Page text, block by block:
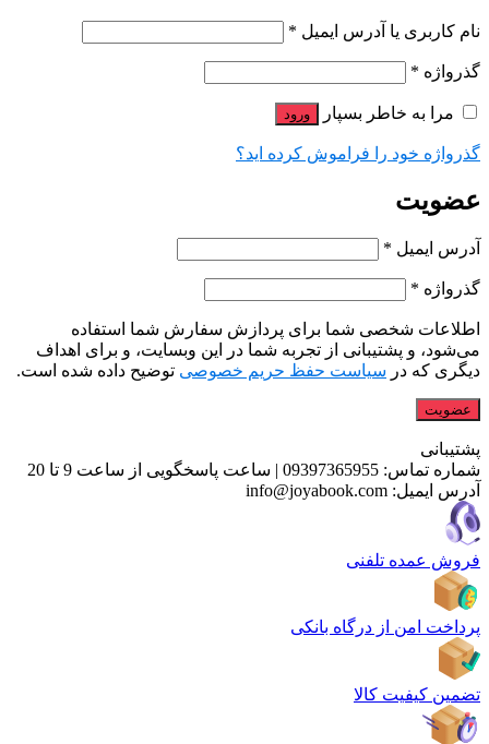
نام کاربری یا آدرس ایمیل *
گذرواژه *
مرا به خاطر بسپار ورود
گذرواژه خود را فراموش کرده اید؟
عضویت
آدرس ایمیل *
گذرواژه *
اطلاعات شخصی شما برای پردازش سفارش شما استفاده
می‌شود، و پشتیبانی از تجربه شما در این وبسایت، و برای اهداف
دیگری که در سیاست حفظ حریم خصوصی توضیح داده شده است.
عضویت
پشتیبانی
شماره تماس: 09397365955
| ساعت پاسخگویی از ساعت 9 تا 20
آدرس ایمیل: info@joyabook.com
فروش عمده تلفنی
پرداخت امن از درگاه بانکی
تضمین کیفیت کالا